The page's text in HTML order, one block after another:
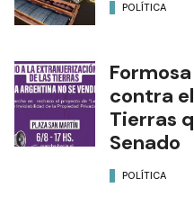
POLÍTICA
contra
Tierras
Senado
POLÍTICA